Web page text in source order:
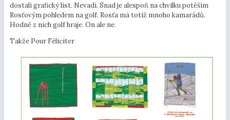
dostali grafický list. Nevadí. Snad je alespoň na chvilku potěším
Rosťovým pohledem na golf. Rosťa má totiž mnoho kamarádů.
Hodně z nich golf hraje. On ale ne.
Takže Pour Féliciter